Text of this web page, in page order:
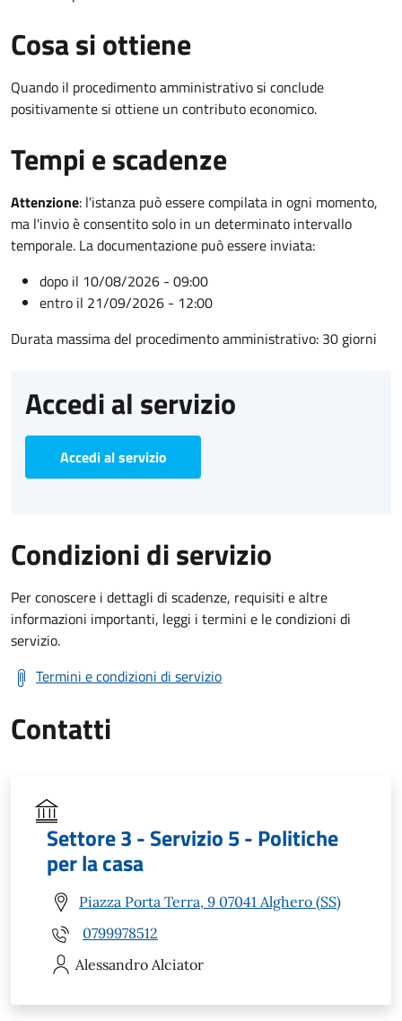
Cosa si ottiene
Quando il procedimento amministrativo si conclude
positivamente si ottiene un contributo economico.
Tempi e scadenze
Attenzione: l'istanza può essere compilata in ogni momento,
ma l'invio è consentito solo in un determinato intervallo
temporale. La documentazione può essere inviata:
dopo il 10/08/2026 - 09:00
entro il 21/09/2026 - 12:00
Durata massima del procedimento amministrativo: 30 giorni
Accedi al servizio
Accedi al servizio
Condizioni di servizio
Per conoscere i dettagli di scadenze, requisiti e altre
informazioni importanti, leggi i termini e le condizioni di
servizio.
Termini e condizioni di servizio
Contatti
Settore 3 - Servizio 5 - Politiche
per la casa
Piazza Porta Terra, 9 07041 Alghero (SS)
0799978512
Alessandro Alciator